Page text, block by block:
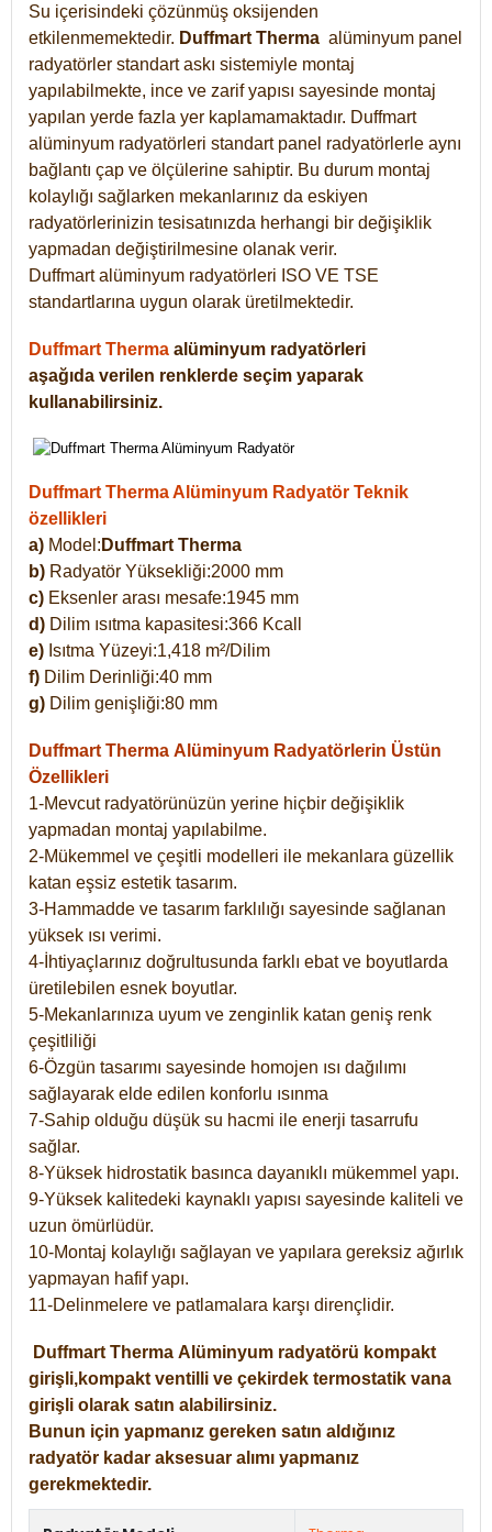
Su içerisindeki çözünmüş oksijenden
etkilenmemektedir. Duffmart Therma alüminyum panel
radyatörler standart askı sistemiyle montaj
yapılabilmekte, ince ve zarif yapısı sayesinde montaj
yapılan yerde fazla yer kaplamamaktadır. Duffmart
alüminyum radyatörleri standart panel radyatörlerle aynı
bağlantı çap ve ölçülerine sahiptir. Bu durum montaj
kolaylığı sağlarken mekanlarınız da eskiyen
radyatörlerinizin tesisatınızda herhangi bir değişiklik
yapmadan değiştirilmesine olanak verir.
Duffmart alüminyum radyatörleri ISO VE TSE
standartlarına uygun olarak üretilmektedir.
Duffmart Therma alüminyum radyatörleri
aşağıda verilen renklerde seçim yaparak
kullanabilirsiniz.
Duffmart Therma Alüminyum Radyatör Teknik
özellikleri
a) Model: Duffmart Therma
b) Radyatör Yüksekliği:2000 mm
c) Eksenler arası mesafe:1945 mm
d) Dilim ısıtma kapasitesi:366 Kcall
e) Isıtma Yüzeyi:1,418 m²/Dilim
f) Dilim Derinliği:40 mm
g) Dilim genişliği:80 mm
Duffmart Therma Alüminyum Radyatörlerin Üstün
Özellikleri
1-Mevcut radyatörünüzün yerine hiçbir değişiklik
yapmadan montaj yapılabilme.
2-Mükemmel ve çeşitli modelleri ile mekanlara güzellik
katan eşsiz estetik tasarım.
3-Hammadde ve tasarım farklılığı sayesinde sağlanan
yüksek ısı verimi.
4-İhtiyaçlarınız doğrultusunda farklı ebat ve boyutlarda
üretilebilen esnek boyutlar.
5-Mekanlarınıza uyum ve zenginlik katan geniş renk
çeşitliliği
6-Özgün tasarımı sayesinde homojen ısı dağılımı
sağlayarak elde edilen konforlu ısınma
7-Sahip olduğu düşük su hacmi ile enerji tasarrufu
sağlar.
8-Yüksek hidrostatik basınca dayanıklı mükemmel yapı.
9-Yüksek kalitedeki kaynaklı yapısı sayesinde kaliteli ve
uzun ömürlüdür.
10-Montaj kolaylığı sağlayan ve yapılara gereksiz ağırlık
yapmayan hafif yapı.
11-Delinmelere ve patlamalara karşı dirençlidir.
Duffmart Therma Alüminyum radyatörü kompakt
girişli,kompakt ventilli ve çekirdek termostatik vana
girişli olarak satın alabilirsiniz.
Bunun için yapmanız gereken satın aldığınız
radyatör kadar aksesuar alımı yapmanız
gerekmektedir.